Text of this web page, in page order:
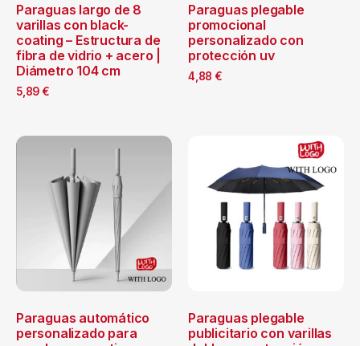
Paraguas largo de 8
varillas con black-
coating – Estructura de
fibra de vidrio + acero |
Diámetro 104 cm
5,89 €
Paraguas plegable
promocional
personalizado con
protección uv
4,88 €
Paraguas automático
personalizado para
Paraguas plegable
publicitario con varillas